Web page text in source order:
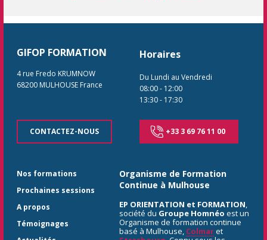
GIFOP FORMATION
4 rue Fredo KRUMNOW
68200 MULHOUSE France
CONTACTEZ-NOUS
Horaires
Du Lundi au Vendredi
08:00- 12:00
13:30- 17:30
+33 3 69 76 11 00
Nos formations
Prochaines sessions
A propos
Témoignages
Organisme de Formation
Continue à Mulhouse
EP ORIENTATION et FORMATION,
société du Groupe Homnéo est un
Organisme de formation continue
basé à Mulhouse, Colmaret